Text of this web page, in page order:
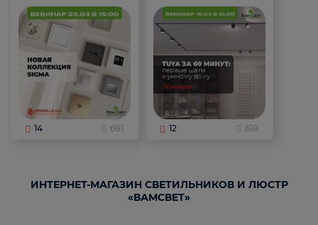
14 681 12 618
ИНТЕРНЕТ-МАГАЗИН СВЕТИЛЬНИКОВ И ЛЮСТР
«ВАМСВЕТ»